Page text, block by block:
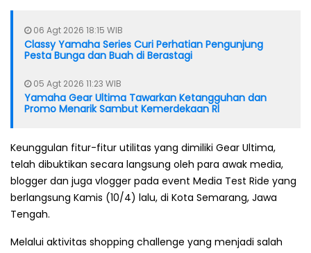
06 Agt 2026 18:15 WIB
Classy Yamaha Series Curi Perhatian Pengunjung
Pesta Bunga dan Buah di Berastagi
05 Agt 2026 11:23 WIB
Yamaha Gear Ultima Tawarkan Ketangguhan dan
Promo Menarik Sambut Kemerdekaan Rl
Keunggulan fitur-fitur utilitas yang dimiliki Gear Ultima,
telah dibuktikan secara langsung oleh para awak media,
blogger dan juga vlogger pada event Media Test Ride yang
berlangsung Kamis (10/4) lalu, di Kota Semarang, Jawa
Tengah.
Melalui aktivitas shopping challenge yang menjadi salah